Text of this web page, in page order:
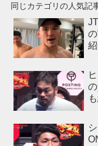
同じカテゴリの人気記